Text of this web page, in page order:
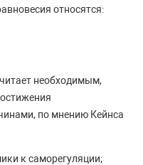
относятся:
необходимым,
по мнению Кейнса
к саморегуляции;